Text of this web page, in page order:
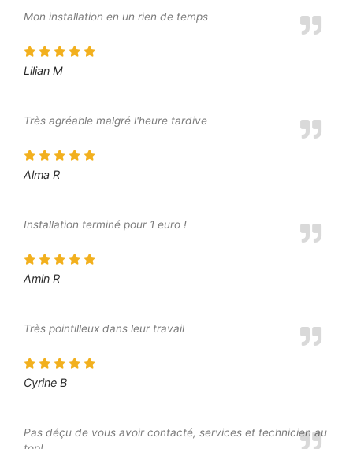
Mon installation en un rien de temps
Lilian M
Très agréable malgré l'heure tardive
Alma R
Installation terminé pour 1 euro !
Amin R
Très pointilleux dans leur travail
Cyrine B
Pas déçu de vous avoir contacté, services et technicien au